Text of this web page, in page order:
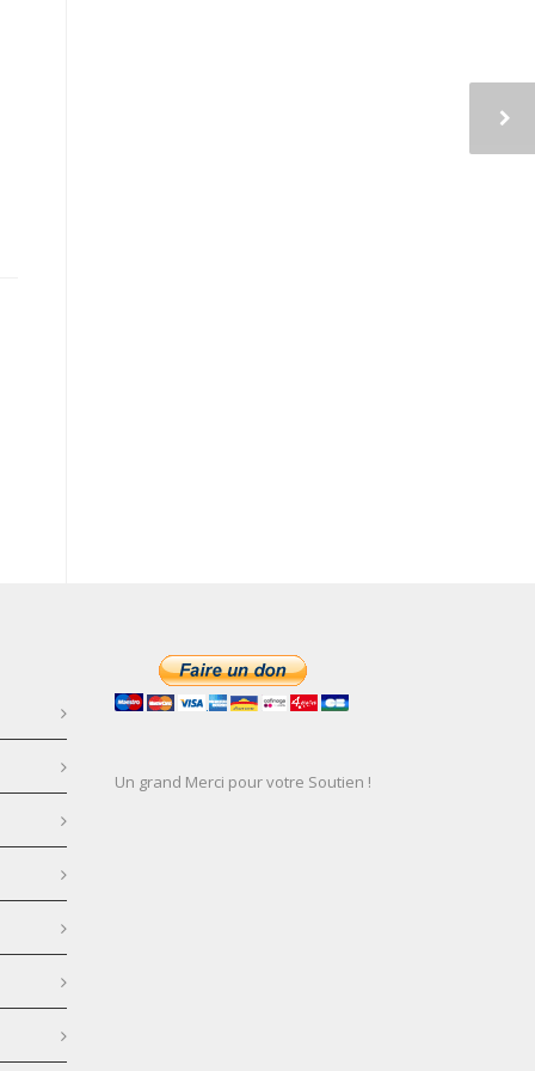
Un grand Merci pour votre Soutien !